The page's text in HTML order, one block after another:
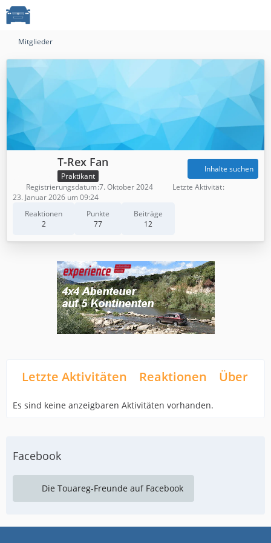
Mitglieder
T-Rex Fan
Praktikant
Reaktionen
2
Punkte
77
Beiträge
12
Inhalte suchen
Registrierungsdatum 7. Oktober 2024
Letzte Aktivität
23. Januar 2026 um 09:24
Letzte Aktivitäten Reaktionen Über
Es sind keine anzeigbaren Aktivitäten vorhanden.
Facebook
Die Touareg-Freunde auf Facebook